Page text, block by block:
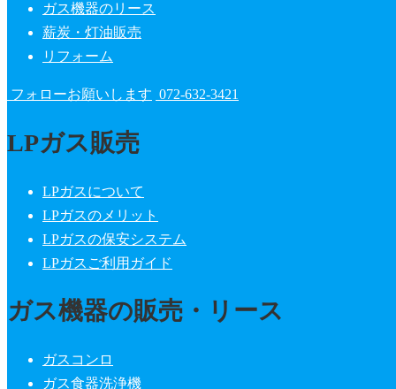
ガス機器のリース
薪炭・灯油販売
リフォーム
フォローお願いします 072-632-3421
LPガス販売
LPガスについて
LPガスのメリット
LPガスの保安システム
LPガスご利用ガイド
ガス機器の販売・リース
ガスコンロ
ガス食器洗浄機